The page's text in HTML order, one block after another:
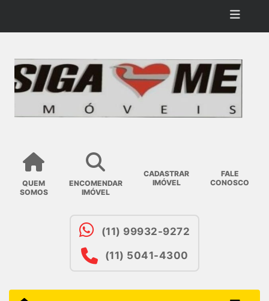
QUEM
SOMOS
ENCOMENDAR
IMÓVEL
CADASTRAR
IMÓVEL
FALE
CONOSCO
(11) 99932-9272
(11) 5041-4300